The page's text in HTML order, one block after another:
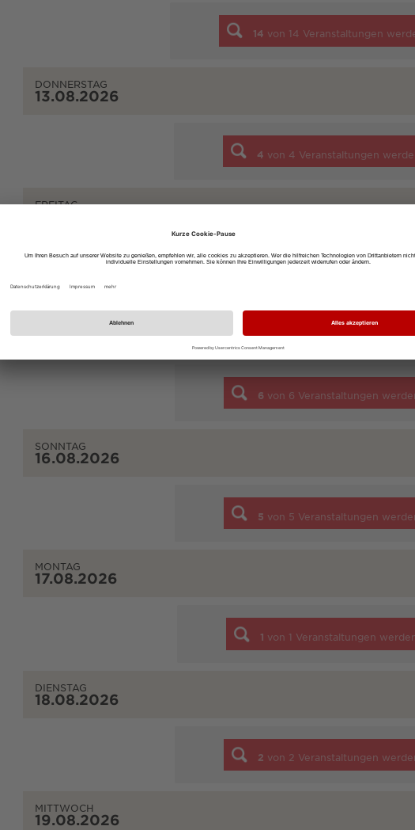
14 von 14 Veranstaltungen
DONNERSTAG
13.08.2026
4 von 4 Veranstaltungen
FREITAG
15.08.2026
6 von 6 Veranstaltungen
SONNTAG
16.08.2026
5 von 5 Veranstaltungen
MONTAG
17.08.2026
1 von 1 Veranstaltungen
DIENSTAG
18.08.2026
2 von 2 Veranstaltungen
MITTWOCH
19.08.2026